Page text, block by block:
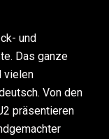
und
Das ganze
vielen
Von den
präsentieren